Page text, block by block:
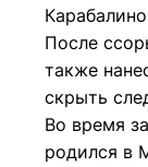
После
также
скрыть
Во время
родился в